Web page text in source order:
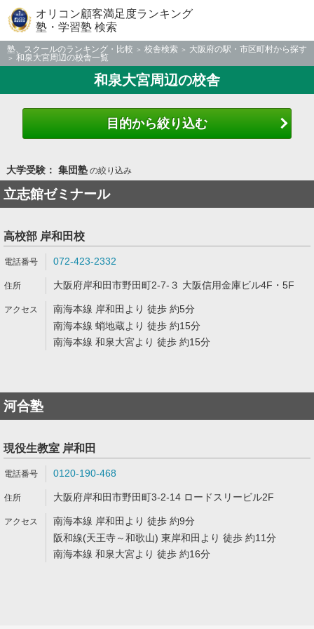
オリコン顧客満足度ランキング
塾・学習塾 検索
塾、スクールのランキング・比較 校舎検索
大阪府の駅・市区町村から探す
和泉大宮周辺の校舎一覧
和泉大宮周辺の校舎
目的から絞り込む
大学受験： 集団塾の絞り込み
立志館ゼミナール
高校部 岸和田校
072-423-2332
大阪府岸和田市野田町2-7-３ 大阪信用金庫ビル4F・5F
南海本線 岸和田より 徒歩 約5分
南海本線 蛸地蔵より 徒歩 約15分
南海本線 和泉大宮より 徒歩 約15分
河合塾
現役生教室 岸和田
0120-190-468
大阪府岸和田市野田町3-2-14 ロードスリービル2F
南海本線 岸和田より 徒歩 約9分
阪和線(天王寺～和歌山) 東岸和田より 徒歩 約11分
南海本線 和泉大宮より 徒歩 約16分